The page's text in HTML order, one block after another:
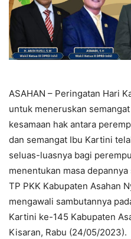
ASAHAN – Peringatan Hari
untuk meneruskan
kesamaan hak antara
dan semangat Ibu Kartini
seluas-luasnya bagi
menentukan masa
TP PKK Kabupaten Asahan
mengawali sambutannya
Kartini ke-145 Kabupaten
Kisaran, Rabu (24/05/2023).